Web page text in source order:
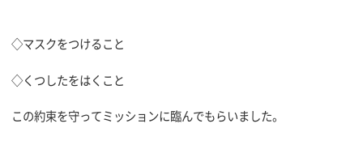
◇マスクをつけること
◇くつしたをはくこと
この約束を守ってミッションに臨んでもらいました。